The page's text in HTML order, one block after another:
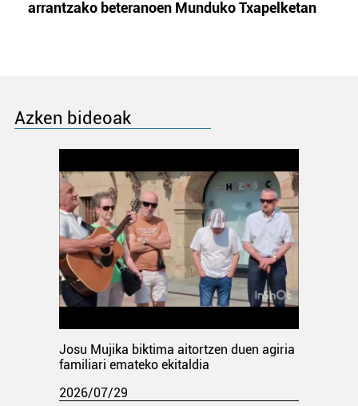
arrantzako beteranoen Munduko Txapelketan
Azken bideoak
Josu Mujika biktima aitortzen duen agiria
familiari emateko ekitaldia
2026/07/29